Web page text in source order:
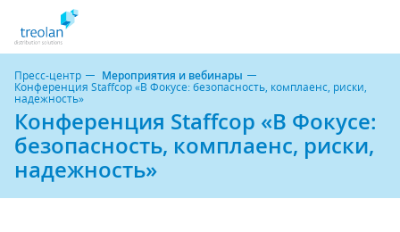
Пресс-центр Мероприятия и вебинары
Конференция Staffcop «В Фокусе: безопасность, комплаенс, риски,
надежность»
Конференция Staffcop «В Фокусе:
безопасность, комплаенс, риски,
надежность»